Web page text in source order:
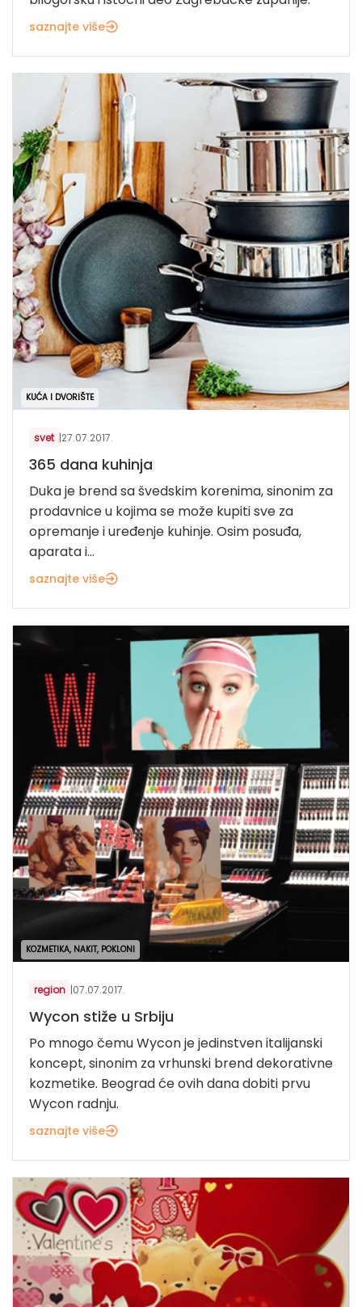
saznajte više
KUĆA I DVORIŠTE
svet |27.07.2017.
365 dana kuhinja
Duka je brend sa švedskim korenima, sinonim za
prodavnice u kojima se može kupiti sve za
opremanje i uređenje kuhinje. Osim posuđa,
aparata i...
saznajte više
KOZMETIKA, NAKIT, POKLONI
region |07.07.2017.
Wycon stiže u Srbiju
Po mnogo čemu Wycon je jedinstven italijanski
koncept, sinonim za vrhunski brend dekorativne
kozmetike. Beograd će ovih dana dobiti prvu
Wycon radnju.
saznajte više